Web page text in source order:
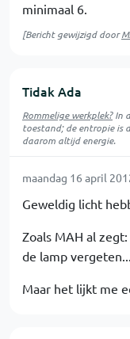
minimaal 6.
[Bericht gewijzigd door
Tidak Ada
Rommelige werkplek?In
toestand; de entropie is
daarom altijd energie.
maandag 16 april
Geweldig licht
Zoals MAH al
de lamp
Maar het lijkt me